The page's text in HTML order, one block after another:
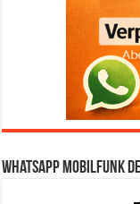
WhatsApp Mobilfunk